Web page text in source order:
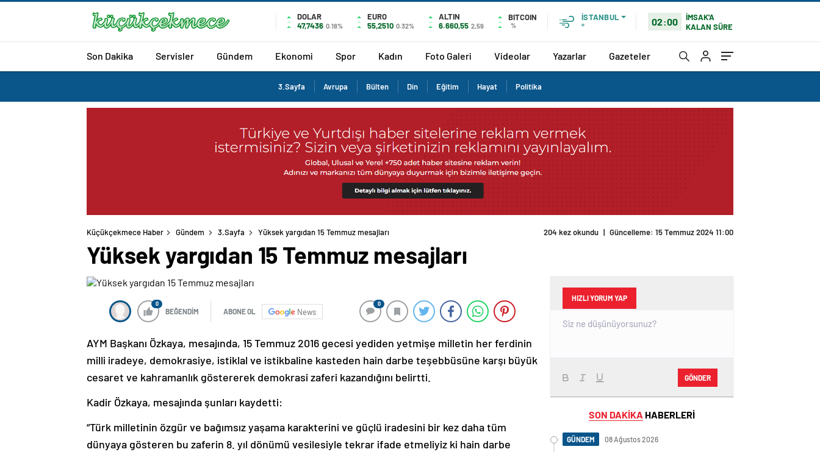
DOLAR
47,7436 0.18%
EURO
55,2510 0.32%
ALTIN
6.660,55 2,59
BITCOIN
%
İSTANBUL
°
02:00
İMSAK'A
KALAN SÜRE
Son Dakika Servisler Gündem Ekonomi Spor Kadın Foto Galeri Videolar Yazarlar Gazeteler
3.Sayfa Avrupa Bülten Din Eğitim Hayat Politika
Küçükçekmece Haber Gündem 3.Sayfa Yüksek yargıdan 15 Temmuz mesajları 204 kez okundu | Güncelleme: 15 Temmuz 2024 11:00
Yüksek yargıdan 15 Temmuz mesajları
0
BEĞENDİM ABONE OL News
0
AYM Başkanı Özkaya, mesajında, 15 Temmuz 2016 gecesi yediden yetmişe milletin her ferdinin
milli iradeye, demokrasiye, istiklal ve istikbaline kasteden hain darbe teşebbüsüne karşı büyük
cesaret ve kahramanlık göstererek demokrasi zaferi kazandığını belirtti.
Kadir Özkaya, mesajında şunları kaydetti:
“Türk milletinin özgür ve bağımsız yaşama karakterini ve güçlü iradesini bir kez daha tüm
dünyaya gösteren bu zaferin 8. yıl dönümü vesilesiyle tekrar ifade etmeliyiz ki hain darbe
HIZLI YORUM YAP
GÖNDER
SON DAKİKA HABERLERİ
GÜNDEM 08 Ağustos 2026